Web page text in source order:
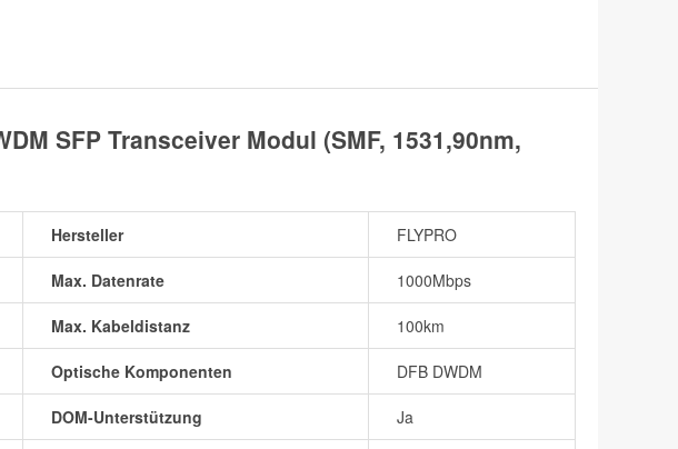
SFP Transceiver Modul (SMF, 1531,90nm,
Hersteller FLYPRO
Max. Datenrate 1000Mbps
Max. Kabeldistanz 100km
Optische Komponenten DFB DWDM
DOM-Unterstützung Ja